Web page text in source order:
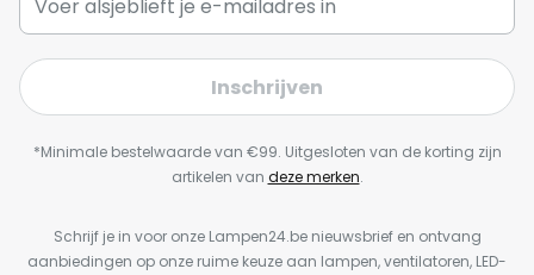
Inschrijven
*Minimale bestelwaarde van €99. Uitgesloten van de korting zijn
artikelen van deze merken.
Schrijf je in voor onze Lampen24.be nieuwsbrief en ontvang
aanbiedingen op onze ruime keuze aan lampen, ventilatoren, LED-